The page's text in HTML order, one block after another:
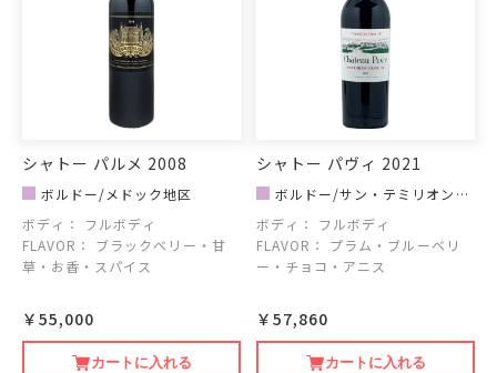
シャトー パルメ 2008
ボルドー/メドック地区
ボディ：
フルボディ
FLAVOR：
ブラックベリー・甘
草・お香・スパイス
￥55,000
カートに入れる
シャトー パヴィ 2021
ボルドー/サン・テミリオン地
区
ボディ：
フルボディ
FLAVOR：
プラム・ブルーベリ
ー・チョコ・アニス
￥57,860
カートに入れる